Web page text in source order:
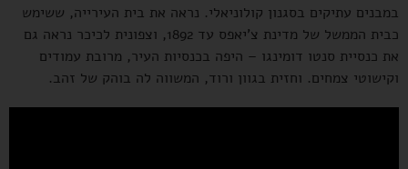
במבנים עתיקים בסגנון קולוניאלי. נראה את בית העירייה, ששימש
כבית הממשל של מדינת צ'יאפס עד 1892, וצפונית לכיכר נראה גם
את כנסיית סנטו דומינגו – היפה בכנסיות העיר, מרובת עמודים
וקישוטי צמחים. וחזית בגוון ורוד, המשווה לה בוהק של זהב.